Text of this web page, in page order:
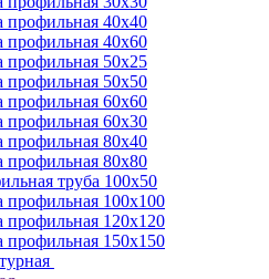
профильная 40х40
профильная 40х60
профильная 50х25
профильная 50х50
профильная 60x60
профильная 60х30
профильная 80х40
профильная 80х80
труба 100х50
профильная 100х100
профильная 120х120
профильная 150х150